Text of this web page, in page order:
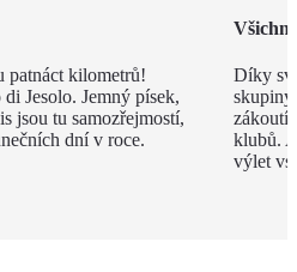
patnáct kilometrů!
Jesolo. Jemný písek,
jsou tu samozřejmostí,
dní v roce.
Díky
zákoutí,
klubů.
výlet